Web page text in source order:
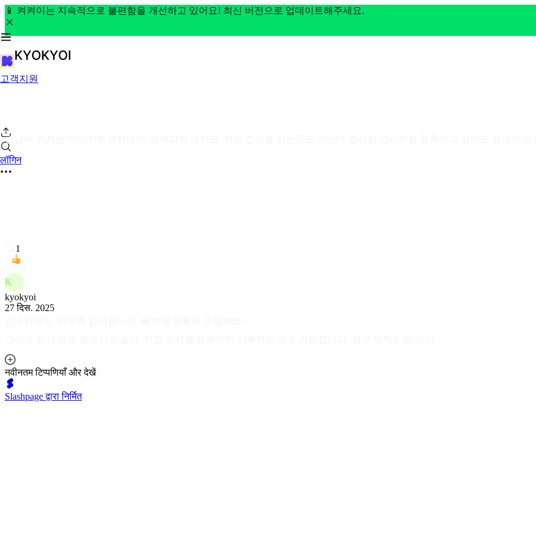
📱 켜켜이는 지속적으로 불편함을 개선하고 있어요! 최신 버전으로 업데이트해주세요.
고객지원
लॉगिन
강남에 위치한 '마이아트뮤지엄'이 검색되지 않아요. 적은 전시를 하는곳도 아닌데 감상한 전시회를 등록하고 싶어도 검색이 되
1
K
kyokyoi
27 दिस. 2025
नवीनतम टिप्पणियाँ और देखें
Slashpage द्वारा निर्मित